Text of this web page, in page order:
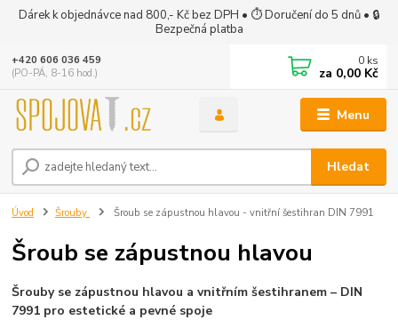
Dárek k objednávce nad 800,- Kč bez DPH • ⏱ Doručení do 5 dnů • 🔒
Bezpečná platba
Menu
Hledat
+420 606 036 459
(PO-PÁ, 8-16 hod.)
0 ks
za 0,00 Kč
Úvod Šrouby Šroub se zápustnou hlavou - vnitřní šestihran DIN 7991
Šroub se zápustnou hlavou
Šrouby se zápustnou hlavou a vnitřním šestihranem – DIN
7991 pro estetické a pevné spoje